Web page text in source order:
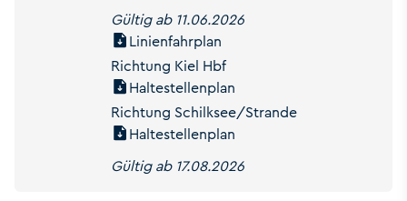
Gültig ab 11.06.2026
Linienfahrplan
Richtung Kiel Hbf
Haltestellenplan
Richtung Schilksee/Strande
Haltestellenplan
Gültig ab 17.08.2026